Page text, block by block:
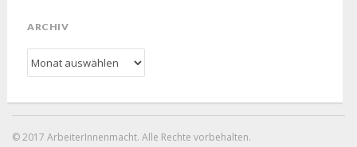
ARCHIV
Archiv
© 2017 ArbeiterInnenmacht. Alle Rechte vorbehalten.